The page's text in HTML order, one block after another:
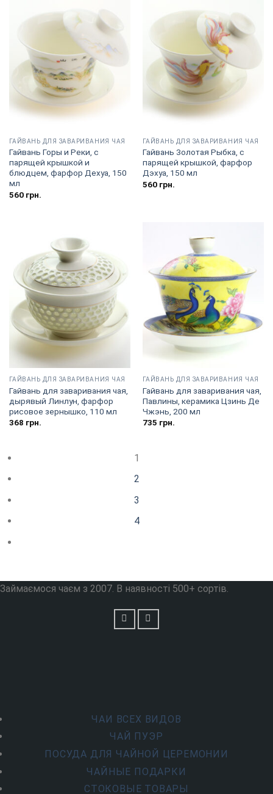
ГАЙВАНЬ ДЛЯ ЗАВАРИВАНИЯ ЧАЯ
Гайвань Горы и Реки, с
парящей крышкой и
блюдцем, фарфор Дехуа, 150
мл
560грн.
ГАЙВАНЬ ДЛЯ ЗАВАРИВАНИЯ ЧАЯ
Гайвань Золотая Рыбка, с
парящей крышкой, фарфор
Дэхуа, 150 мл
560грн.
ГАЙВАНЬ ДЛЯ ЗАВАРИВАНИЯ ЧАЯ
Гайвань для заваривания чая,
дырявый Линлун, фарфор
рисовое зернышко, 110 мл
368 грн.
ГАЙВАНЬ ДЛЯ ЗАВАРИВАНИЯ ЧАЯ
Гайвань для заваривания чая,
Павлины, керамика Цзинь Де
Чжэнь, 200 мл
735 грн.
1
2
3
4
Займаємося чаєм з 2007. В наявності 500+ сортів.
ЧАИ ВСЕХ ВИДОВ
ЧАЙ ПУЭР
ПОСУДА ДЛЯ ЧАЙНОЙ ЦЕРЕМОНИИ
ЧАЙНЫЕ ПОДАРКИ
СТОКОВЫЕ ТОВАРЫ